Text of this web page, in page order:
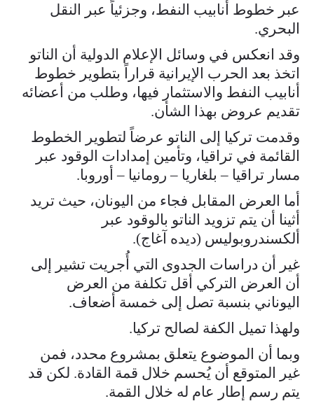
عبر خطوط أنابيب النفط، وجزئياً عبر النقل
البحري.
وقد انعكس في وسائل الإعلام الدولية أن الناتو
اتخذ بعد الحرب الإيرانية قراراً بتطوير خطوط
أنابيب النفط والاستثمار فيها، وطلب من أعضائه
تقديم عروض بهذا الشأن.
وقدمت تركيا إلى الناتو عرضاً لتطوير الخطوط
القائمة في تراقيا، وتأمين إمدادات الوقود عبر
مسار تراقيا – بلغاريا – رومانيا – أوروبا.
أما العرض المقابل فجاء من اليونان، حيث تريد
أثينا أن يتم تزويد الناتو بالوقود عبر
ألكسندروبوليس (ديده آغاج).
غير أن دراسات الجدوى التي أُجريت تشير إلى
أن العرض التركي أقل تكلفة من العرض
اليوناني بنسبة تصل إلى خمسة أضعاف.
ولهذا تميل الكفة لصالح تركيا.
وبما أن الموضوع يتعلق بمشروع محدد، فمن
غير المتوقع أن يُحسم خلال قمة القادة. لكن قد
يتم رسم إطار عام له خلال القمة.